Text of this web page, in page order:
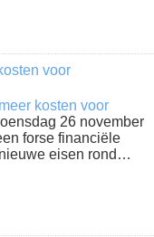
voor
kosten voor
26 november
forse financiële
eisen rond…